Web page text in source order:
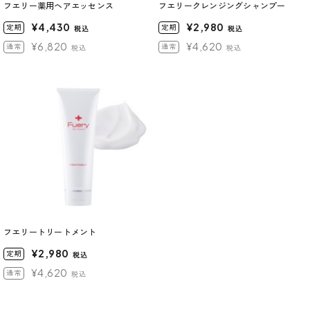
フエリー薬用ヘアエッセンス
定期 ¥4,430 税込
通常 ¥6,820 税込
フエリークレンジングシャンプー
定期 ¥2,980 税込
通常 ¥4,620 税込
フエリートリートメント
定期 ¥2,980 税込
通常 ¥4,620 税込